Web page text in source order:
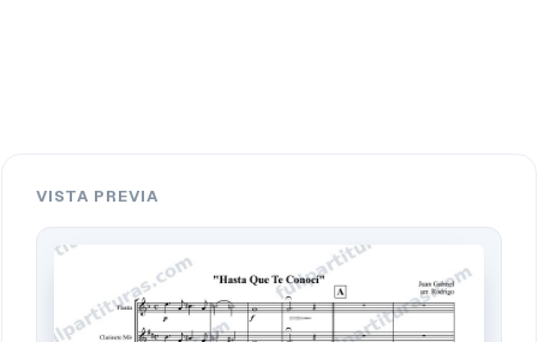
VISTA PREVIA